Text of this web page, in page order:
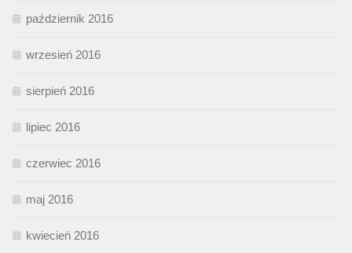
październik 2016
wrzesień 2016
sierpień 2016
lipiec 2016
czerwiec 2016
maj 2016
kwiecień 2016